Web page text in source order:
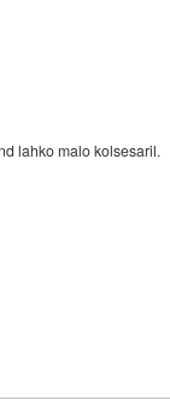
lahko malo kolsesaril.